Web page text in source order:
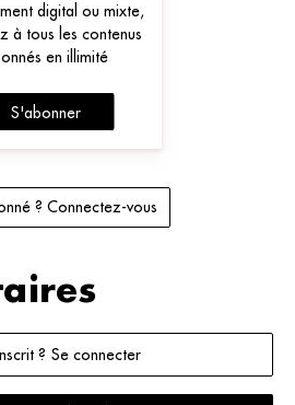
digital ou mixte,
à tous les contenus
en illimité
S'abonner
? Connectez-vous
? Se connecter